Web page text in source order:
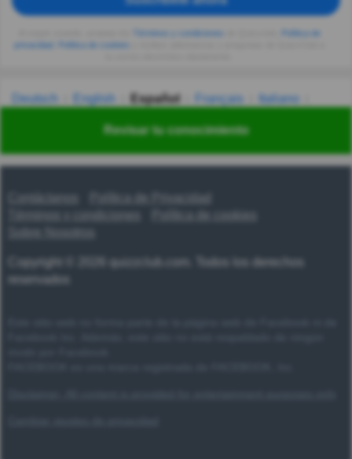
Revisar tu conocimiento
privacidad
Deutsch English Español Français
Italiano
Українська हिन्दी 한국어 汉语
Contáctanos
Política de Privacidad
Términos y condiciones
Copyright © 2026 quizzclub.com. Todos los derechos
reservados